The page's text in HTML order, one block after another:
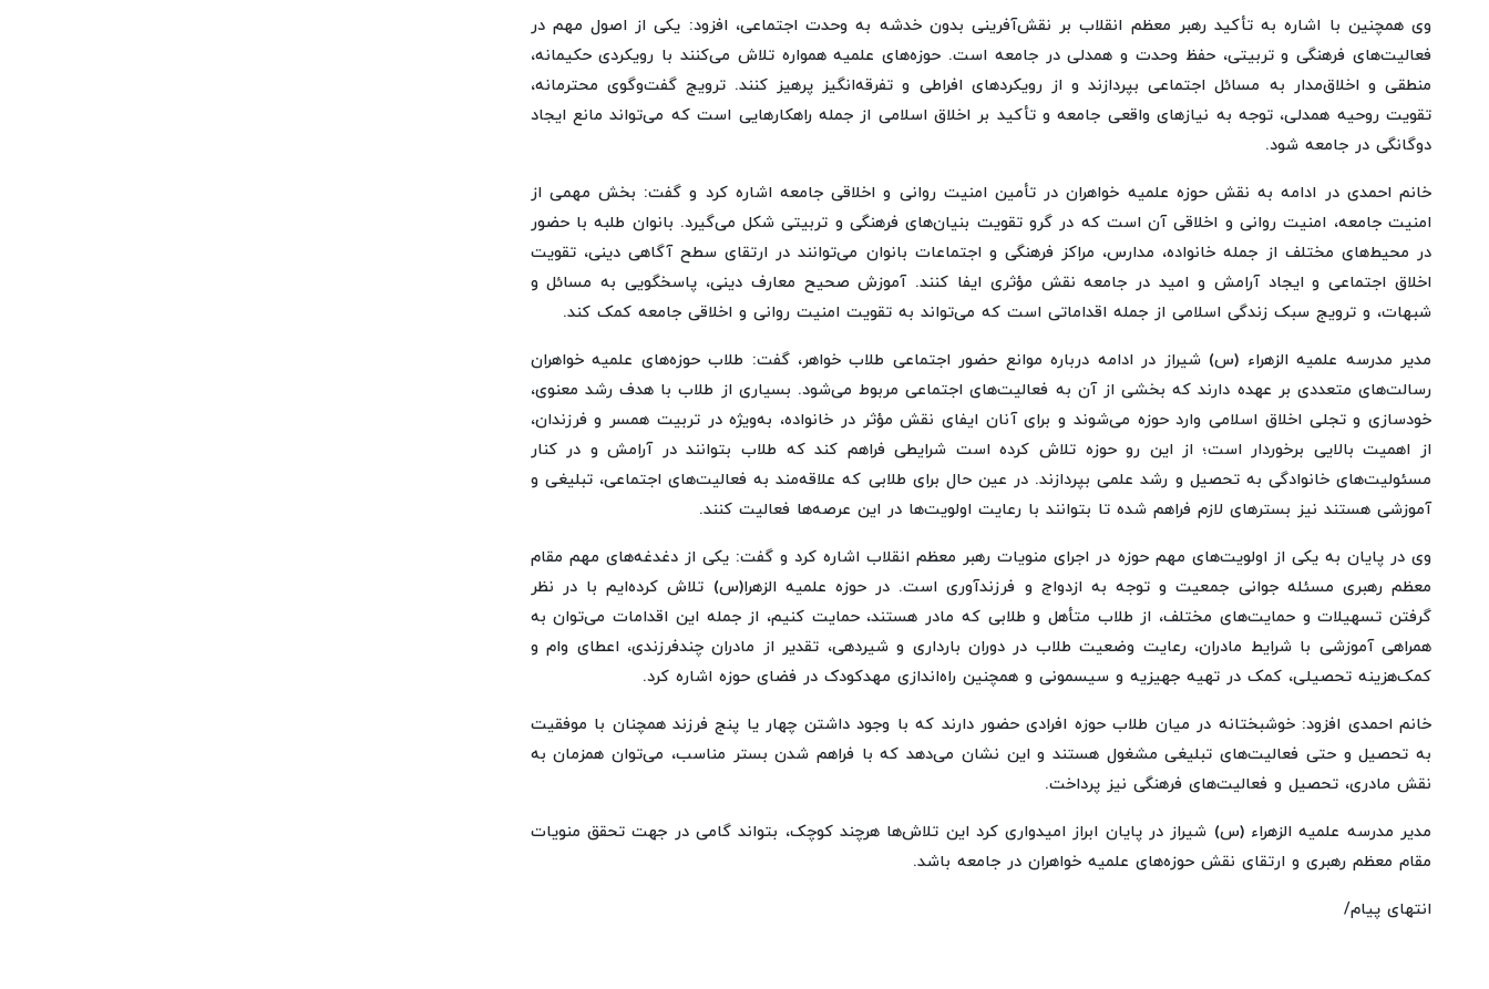
وی همچنین با اشاره به تأکید رهبر معظم انقلاب بر نقش‌آفرینی بدون خدشه به وحدت اجتماعی، افزود: یکی از اصول مهم در
فعالیت‌های فرهنگی و تربیتی، حفظ وحدت و همدلی در جامعه است. حوزه‌های علمیه همواره تلاش می‌کنند با رویکردی حکیمانه،
منطقی و اخلاق‌مدار به مسائل اجتماعی بپردازند و از رویکردهای افراطی و تفرقه‌انگیز پرهیز کنند. ترویج گفت‌وگوی محترمانه،
تقویت روحیه همدلی، توجه به نیازهای واقعی جامعه و تأکید بر اخلاق اسلامی از جمله راهکارهایی است که می‌تواند مانع ایجاد
دوگانگی در جامعه شود.
خانم احمدی در ادامه به نقش حوزه علمیه خواهران در تأمین امنیت روانی و اخلاقی جامعه اشاره کرد و گفت: بخش مهمی از
امنیت جامعه، امنیت روانی و اخلاقی آن است که در گرو تقویت بنیان‌های فرهنگی و تربیتی شکل می‌گیرد. بانوان طلبه با حضور
در محیط‌های مختلف از جمله خانواده، مدارس، مراکز فرهنگی و اجتماعات بانوان می‌توانند در ارتقای سطح آگاهی دینی، تقویت
اخلاق اجتماعی و ایجاد آرامش و امید در جامعه نقش مؤثری ایفا کنند. آموزش صحیح معارف دینی، پاسخگویی به مسائل و
شبهات، و ترویج سبک زندگی اسلامی از جمله اقداماتی است که می‌تواند به تقویت امنیت روانی و اخلاقی جامعه کمک کند.
مدیر مدرسه علمیه الزهراء (س) شیراز در ادامه درباره موانع حضور اجتماعی طلاب خواهر، گفت: طلاب حوزه‌های علمیه خواهران
رسالت‌های متعددی بر عهده دارند که بخشی از آن به فعالیت‌های اجتماعی مربوط می‌شود. بسیاری از طلاب با هدف رشد معنوی،
خودسازی و تجلی اخلاق اسلامی وارد حوزه می‌شوند و برای آنان ایفای نقش مؤثر در خانواده، به‌ویژه در تربیت همسر و فرزندان،
از اهمیت بالایی برخوردار است؛ از این رو حوزه تلاش کرده است شرایطی فراهم کند که طلاب بتوانند در آرامش و در کنار
مسئولیت‌های خانوادگی به تحصیل و رشد علمی بپردازند. در عین حال برای طلابی که علاقه‌مند به فعالیت‌های اجتماعی، تبلیغی و
آموزشی هستند نیز بسترهای لازم فراهم شده تا بتوانند با رعایت اولویت‌ها در این عرصه‌ها فعالیت کنند.
وی در پایان به یکی از اولویت‌های مهم حوزه در اجرای منویات رهبر معظم انقلاب اشاره کرد و گفت: یکی از دغدغه‌های مهم مقام
معظم رهبری مسئله جوانی جمعیت و توجه به ازدواج و فرزندآوری است. در حوزه علمیه الزهرا(س) تلاش کرده‌ایم با در نظر
گرفتن تسهیلات و حمایت‌های مختلف، از طلاب متأهل و طلابی که مادر هستند، حمایت کنیم، از جمله این اقدامات می‌توان به
همراهی آموزشی با شرایط مادران، رعایت وضعیت طلاب در دوران بارداری و شیردهی، تقدیر از مادران چندفرزندی، اعطای وام و
کمک‌هزینه تحصیلی، کمک در تهیه جهیزیه و سیسمونی و همچنین راه‌اندازی مهدکودک در فضای حوزه اشاره کرد.
خانم احمدی افزود: خوشبختانه در میان طلاب حوزه افرادی حضور دارند که با وجود داشتن چهار یا پنج فرزند همچنان با موفقیت
به تحصیل و حتی فعالیت‌های تبلیغی مشغول هستند و این نشان می‌دهد که با فراهم شدن بستر مناسب، می‌توان همزمان به
نقش مادری، تحصیل و فعالیت‌های فرهنگی نیز پرداخت.
مدیر مدرسه علمیه الزهراء (س) شیراز در پایان ابراز امیدواری کرد این تلاش‌ها هرچند کوچک، بتواند گامی در جهت تحقق منویات
مقام معظم رهبری و ارتقای نقش حوزه‌های علمیه خواهران در جامعه باشد.
انتهای پیام/